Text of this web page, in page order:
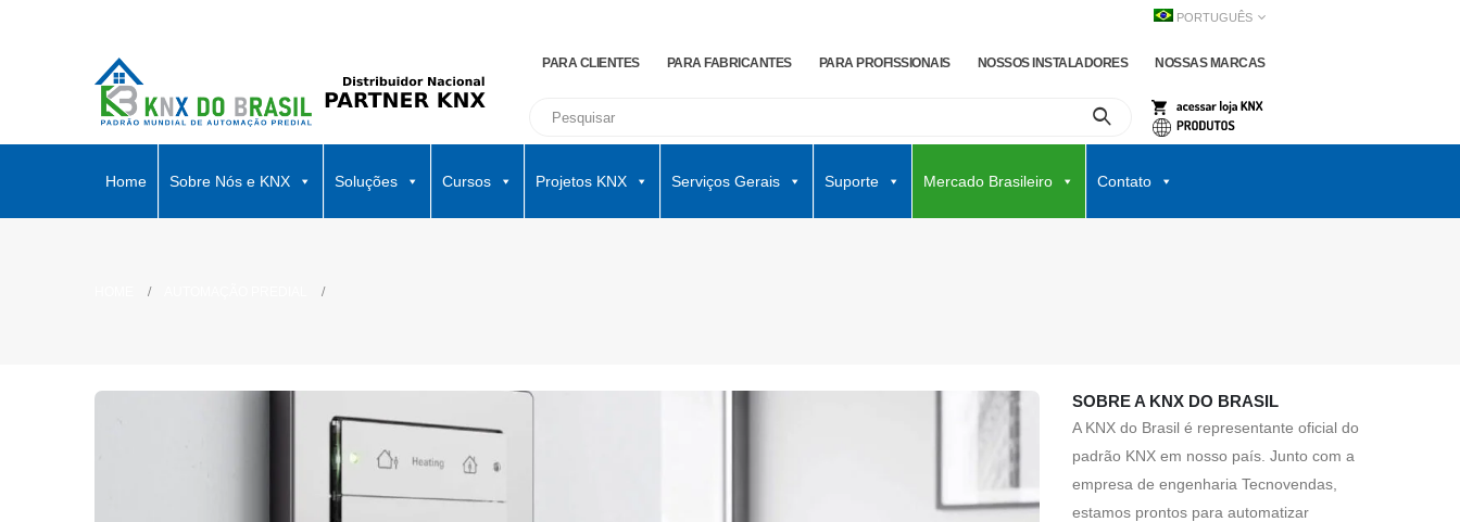
PORTUGUÊS
PARA CLIENTES PARA FABRICANTES PARA PROFISSIONAIS NOSSOS INSTALADORES NOSSAS MARCAS
Home Sobre Nós e KNX Soluções Cursos Projetos KNX Serviços Gerais Suporte Mercado Brasileiro Contato
SOBRE A KNX DO BRASIL
A KNX do Brasil é representante oficial do
padrão KNX em nosso país. Junto com a
empresa de engenharia Tecnovendas,
estamos prontos para automatizar